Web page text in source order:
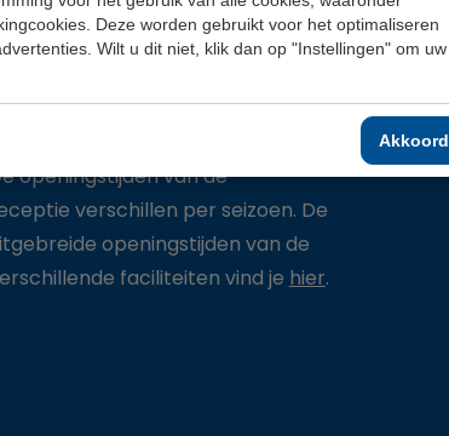
Deze worden gebruikt voor het optimaliseren
Wilt u dit niet, klik dan op "Instellingen" om uw
Akkoord
t/m vrijdag:
09:00-19.30 uur
09:00-19.30 uur
openingstijden van de
verschillen per seizoen. De
openingstijden van de
faciliteiten vind je hier.